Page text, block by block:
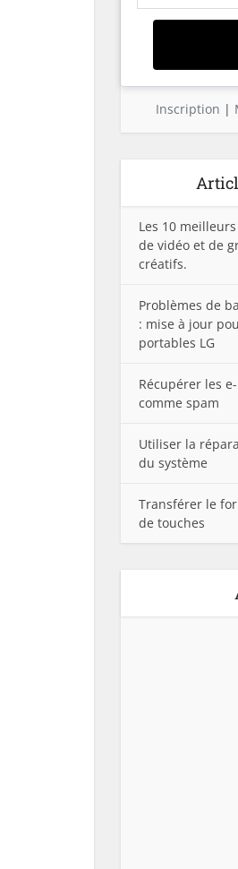
Inscription |
Les 10
de vidéo et de
créatifs.
Problèmes de
: mise à jour
portables LG
Récupérer les
comme spam
Utiliser la
du système
Transférer le
de touches